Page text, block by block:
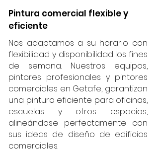
Pintura comercial flexible y
eficiente
Nos adaptamos a su horario con
flexibilidad y disponibilidad los fines
de semana. Nuestros equipos,
pintores profesionales y pintores
comerciales en Getafe, garantizan
una pintura eficiente para oficinas,
escuelas y otros espacios,
alineándose perfectamente con
sus ideas de diseño de edificios
comerciales.